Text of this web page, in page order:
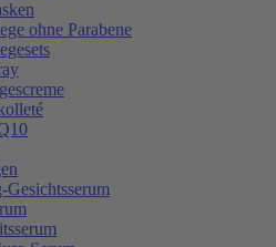
ohne Parabene